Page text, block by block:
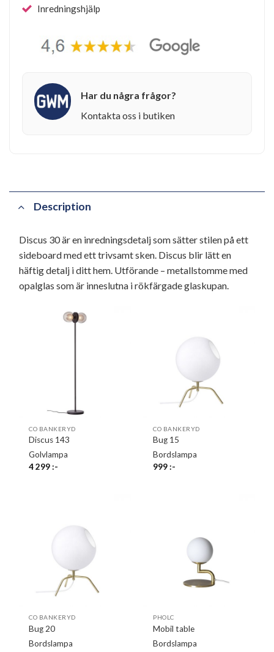
Inredningshjälp
Har du några frågor?
Kontakta oss i butiken
Description
Discus 30 är en inredningsdetalj som sätter stilen på ett
sideboard med ett trivsamt sken. Discus blir lätt en
häftig detalj i ditt hem. Utförande – metallstomme med
opalglas som är inneslutna i rökfärgade glaskupan.
CO BANKERYD
Discus 143
Golvlampa
4 299:-
CO BANKERYD
Bug 15
Bordslampa
999:-
CO BANKERYD
Bug 20
Bordslampa
PHOLC
Mobil table
Bordslampa